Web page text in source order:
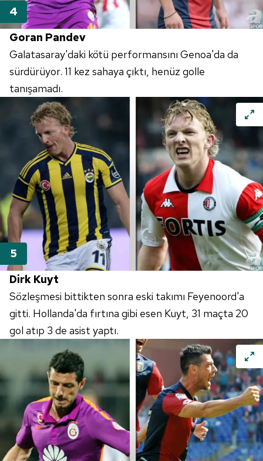
Goran Pandev
Galatasaray'daki kötü performansını Genoa'da da
sürdürüyor. 11 kez sahaya çıktı, henüz golle
tanışamadı.
Dirk Kuyt
Sözleşmesi bittikten sonra eski takımı Feyenoord'a
gitti. Hollanda'da fırtına gibi esen Kuyt, 31 maçta 20
gol atıp 3 de asist yaptı.